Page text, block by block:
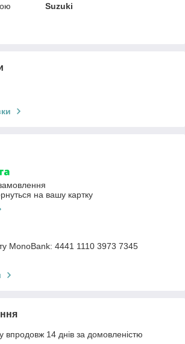
Suzuki
на вашу картку
MonoBank: 4441 1110 3973 7345
впродовж 14 днів за домовленістю